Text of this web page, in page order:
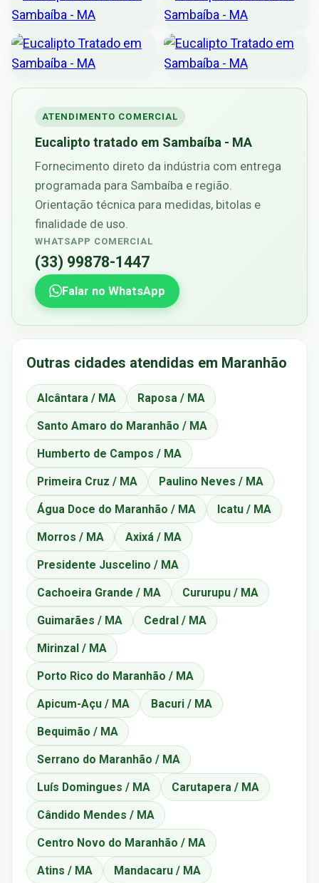
ATENDIMENTO COMERCIAL
Eucalipto tratado em Sambaíba - MA
Fornecimento direto da indústria com entrega
programada para Sambaíba e região.
Orientação técnica para medidas, bitolas e
finalidade de uso.
WHATSAPP COMERCIAL
(33) 99878-1447
Falar no WhatsApp
Outras cidades atendidas em Maranhão
Alcântara / MA Raposa / MA
Santo Amaro do Maranhão / MA
Humberto de Campos / MA
Primeira Cruz / MA Paulino Neves / MA
Água Doce do Maranhão / MA Icatu / MA
Morros / MA Axixá / MA
Presidente Juscelino / MA
Cachoeira Grande / MA Cururupu / MA
Guimarães / MA Cedral / MA
Mirinzal / MA
Porto Rico do Maranhão / MA
Apicum-Açu / MA Bacuri / MA
Bequimão / MA
Serrano do Maranhão / MA
Luís Domingues / MA Carutapera / MA
Cândido Mendes / MA
Centro Novo do Maranhão / MA
Atins / MA Mandacaru / MA